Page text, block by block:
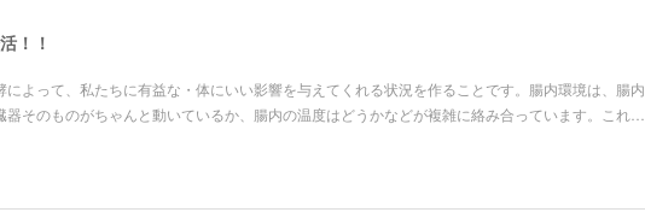
！！
によって、私たちに有益な・体にいい影響を与えてくれる状況を作ることです。腸内環境は、腸内
そのものがちゃんと動いているか、腸内の温度はどうかなどが複雑に絡み合っています。これ…